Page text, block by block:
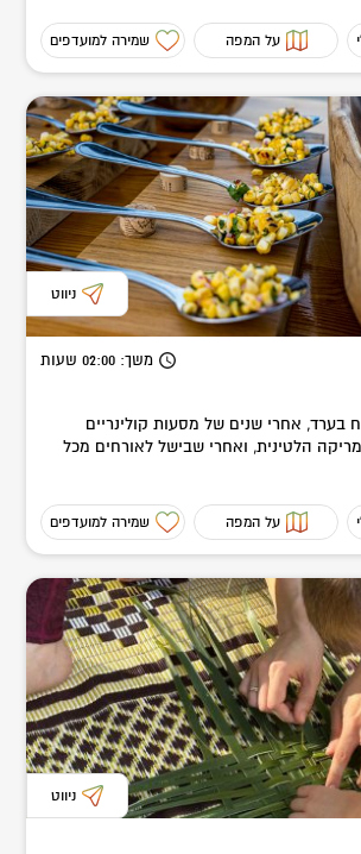
על המפה שמירה למועדפים
ניווט
משך: 02:00 שעות
בערד, אחרי שנים של מסעות קולינריים
הלטינית, ואחרי שבישל לאורחים מכל
על המפה שמירה למועדפים
ניווט